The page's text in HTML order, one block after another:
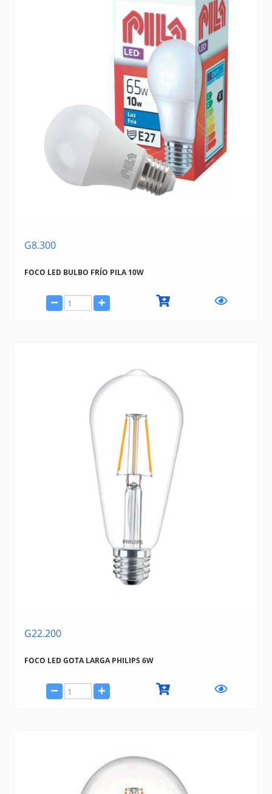
G8.300
FOCO LED BULBO FRÍO PILA 10W
G22.200
FOCO LED GOTA LARGA PHILIPS 6W